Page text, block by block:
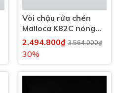
Vòi chậu rửa chén
Malloca K82C nóng
lạnh
2.494.800₫3.564.000₫
30%